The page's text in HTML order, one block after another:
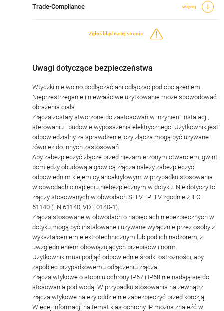
Trade-Compliance więcej
Zgłoś błąd na tej stronie
Uwagi dotyczące bezpieczeństwa
Wtyczki nie wolno podłączać ani odłączać pod obciążeniem.
Nieprzestrzeganie i niewłaściwe użytkowanie może spowodować
obrażenia ciała.
Złącza zostały stworzone do zastosowań w inżynierii instalacji,
sterowaniu i budowie wyposażenia elektrycznego. Użytkownik jest
odpowiedzialny za sprawdzenie, czy złącza mogą być używane
również do innych zastosowań.
Aby zabezpieczyć złącze przed niezamierzonym otwarciem, gwint
pomiędzy obudową a głowicą złącza należy zabezpieczyć
odpowiednim klejem cyjanoakrylowym w przypadku stosowania
w obwodach o napięciu niebezpiecznym w dotyku. Nie dotyczy to
złączy stosowanych w obwodach SELV i PELV zgodnie z IEC
61140 (EN 61140, VDE 0140-1).
Złącza stosowane w obwodach o napięciach niebezpiecznych w
dotyku mogą być instalowane i używane wyłącznie przez osoby z
wykształceniem elektrotechnicznym lub pod ich nadzorem, z
uwzględnieniem obowiązujących przepisów i norm.
Użytkownik musi podjąć odpowiednie środki ostrożności, aby
zapobiec przypadkowemu odłączeniu złącza.
Złącza wtykowe o stopniu ochrony IP67 i IP68 nie nadają się do
stosowania pod wodą. W przypadku stosowania na zewnątrz
złącza wtykowe należy oddzielnie zabezpieczyć przed korozją.
Więcej informacji na temat klas ochrony IP można znaleźć w